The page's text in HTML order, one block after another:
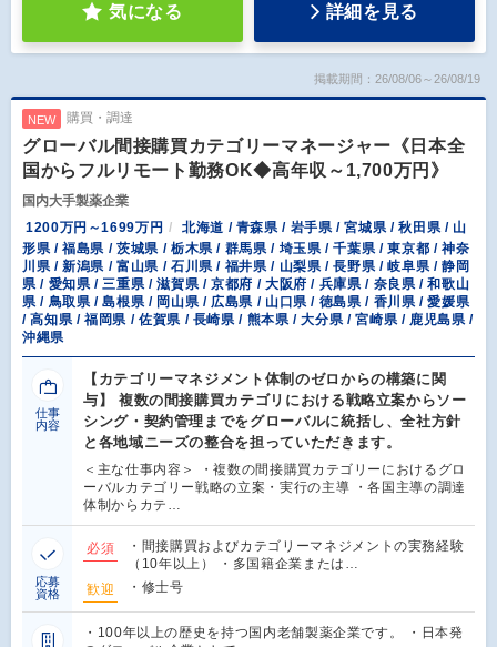
気になる 詳細を見る
掲載期間：26/08/06～26/08/19
NEW 購買・調達
グローバル間接購買カテゴリーマネージャー《日本全
国からフルリモート勤務OK◆高年収～1,700万円》
国内大手製薬企業
1200万円～1699万円
北海道 / 青森県 / 岩手県 / 宮城県 / 秋田県 / 山
形県 / 福島県 / 茨城県 / 栃木県 / 群馬県 / 埼玉県 / 千葉県 / 東京都 / 神奈
川県 / 新潟県 / 富山県 / 石川県 / 福井県 / 山梨県 / 長野県 / 岐阜県 / 静岡
県 / 愛知県 / 三重県 / 滋賀県 / 京都府 / 大阪府 / 兵庫県 / 奈良県 / 和歌山
県 / 鳥取県 / 島根県 / 岡山県 / 広島県 / 山口県 / 徳島県 / 香川県 / 愛媛県
/ 高知県 / 福岡県 / 佐賀県 / 長崎県 / 熊本県 / 大分県 / 宮崎県 / 鹿児島県 /
沖縄県
仕事
内容
【カテゴリーマネジメント体制のゼロからの構築に関
与】 複数の間接購買カテゴリにおける戦略立案からソー
シング・契約管理までをグローバルに統括し、全社方針
と各地域ニーズの整合を担っていただきます。
＜主な仕事内容＞ ・複数の間接購買カテゴリーにおけるグロ
ーバルカテゴリー戦略の立案・実行の主導 ・各国主導の調達
体制からカテ…
応募
資格
必須
・間接購買およびカテゴリーマネジメントの実務経験
（10年以上） ・多国籍企業または…
歓迎
・修士号
・100年以上の歴史を持つ国内老舗製薬企業です。 ・日本発